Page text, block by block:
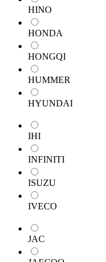
HINO
HONDA
HONGQI
HUMMER
HYUNDAI
IHI
INFINITI
ISUZU
IVECO
JAC